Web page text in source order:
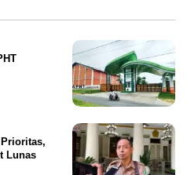
Lunas